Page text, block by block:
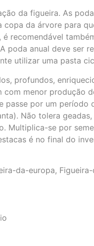
da figueira. As
da árvore para
recomendável
poda anual deve
utilizar uma pasta
profundos,
menor
passe por um
Não tolera
Multiplica-se por
é no final do
da-europa,